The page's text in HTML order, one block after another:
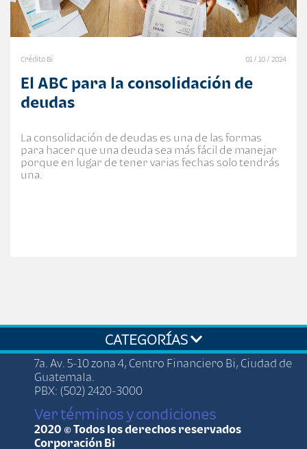
Crédito Bi 01 / 10 / 2024
El ABC para la consolidación de
deudas
La consolidación de deudas es una de las formas
para hacer que una deuda sea más fácil de manejar
porque en lugar de tener varias fechas solo tendrás
una.
CATEGORÍAS
7a. Av. 5-10 zona 4, Centro Financiero Bi, Ciudad de
Guatemala.
PBX: (502) 2420-3000
Ver términos y condiciones
2020 © Todos los derechos reservados
Corporación Bi